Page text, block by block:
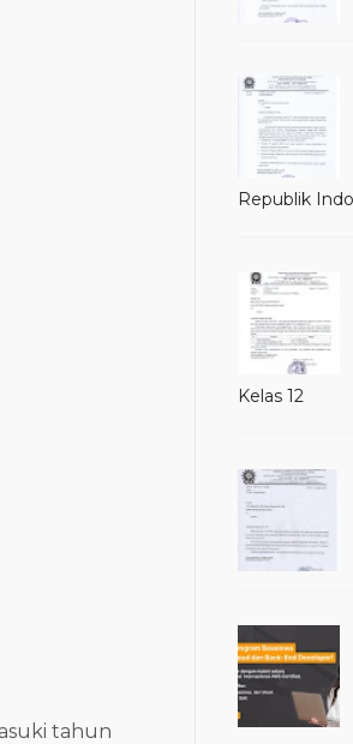
tahun
Republik
Kelas 12